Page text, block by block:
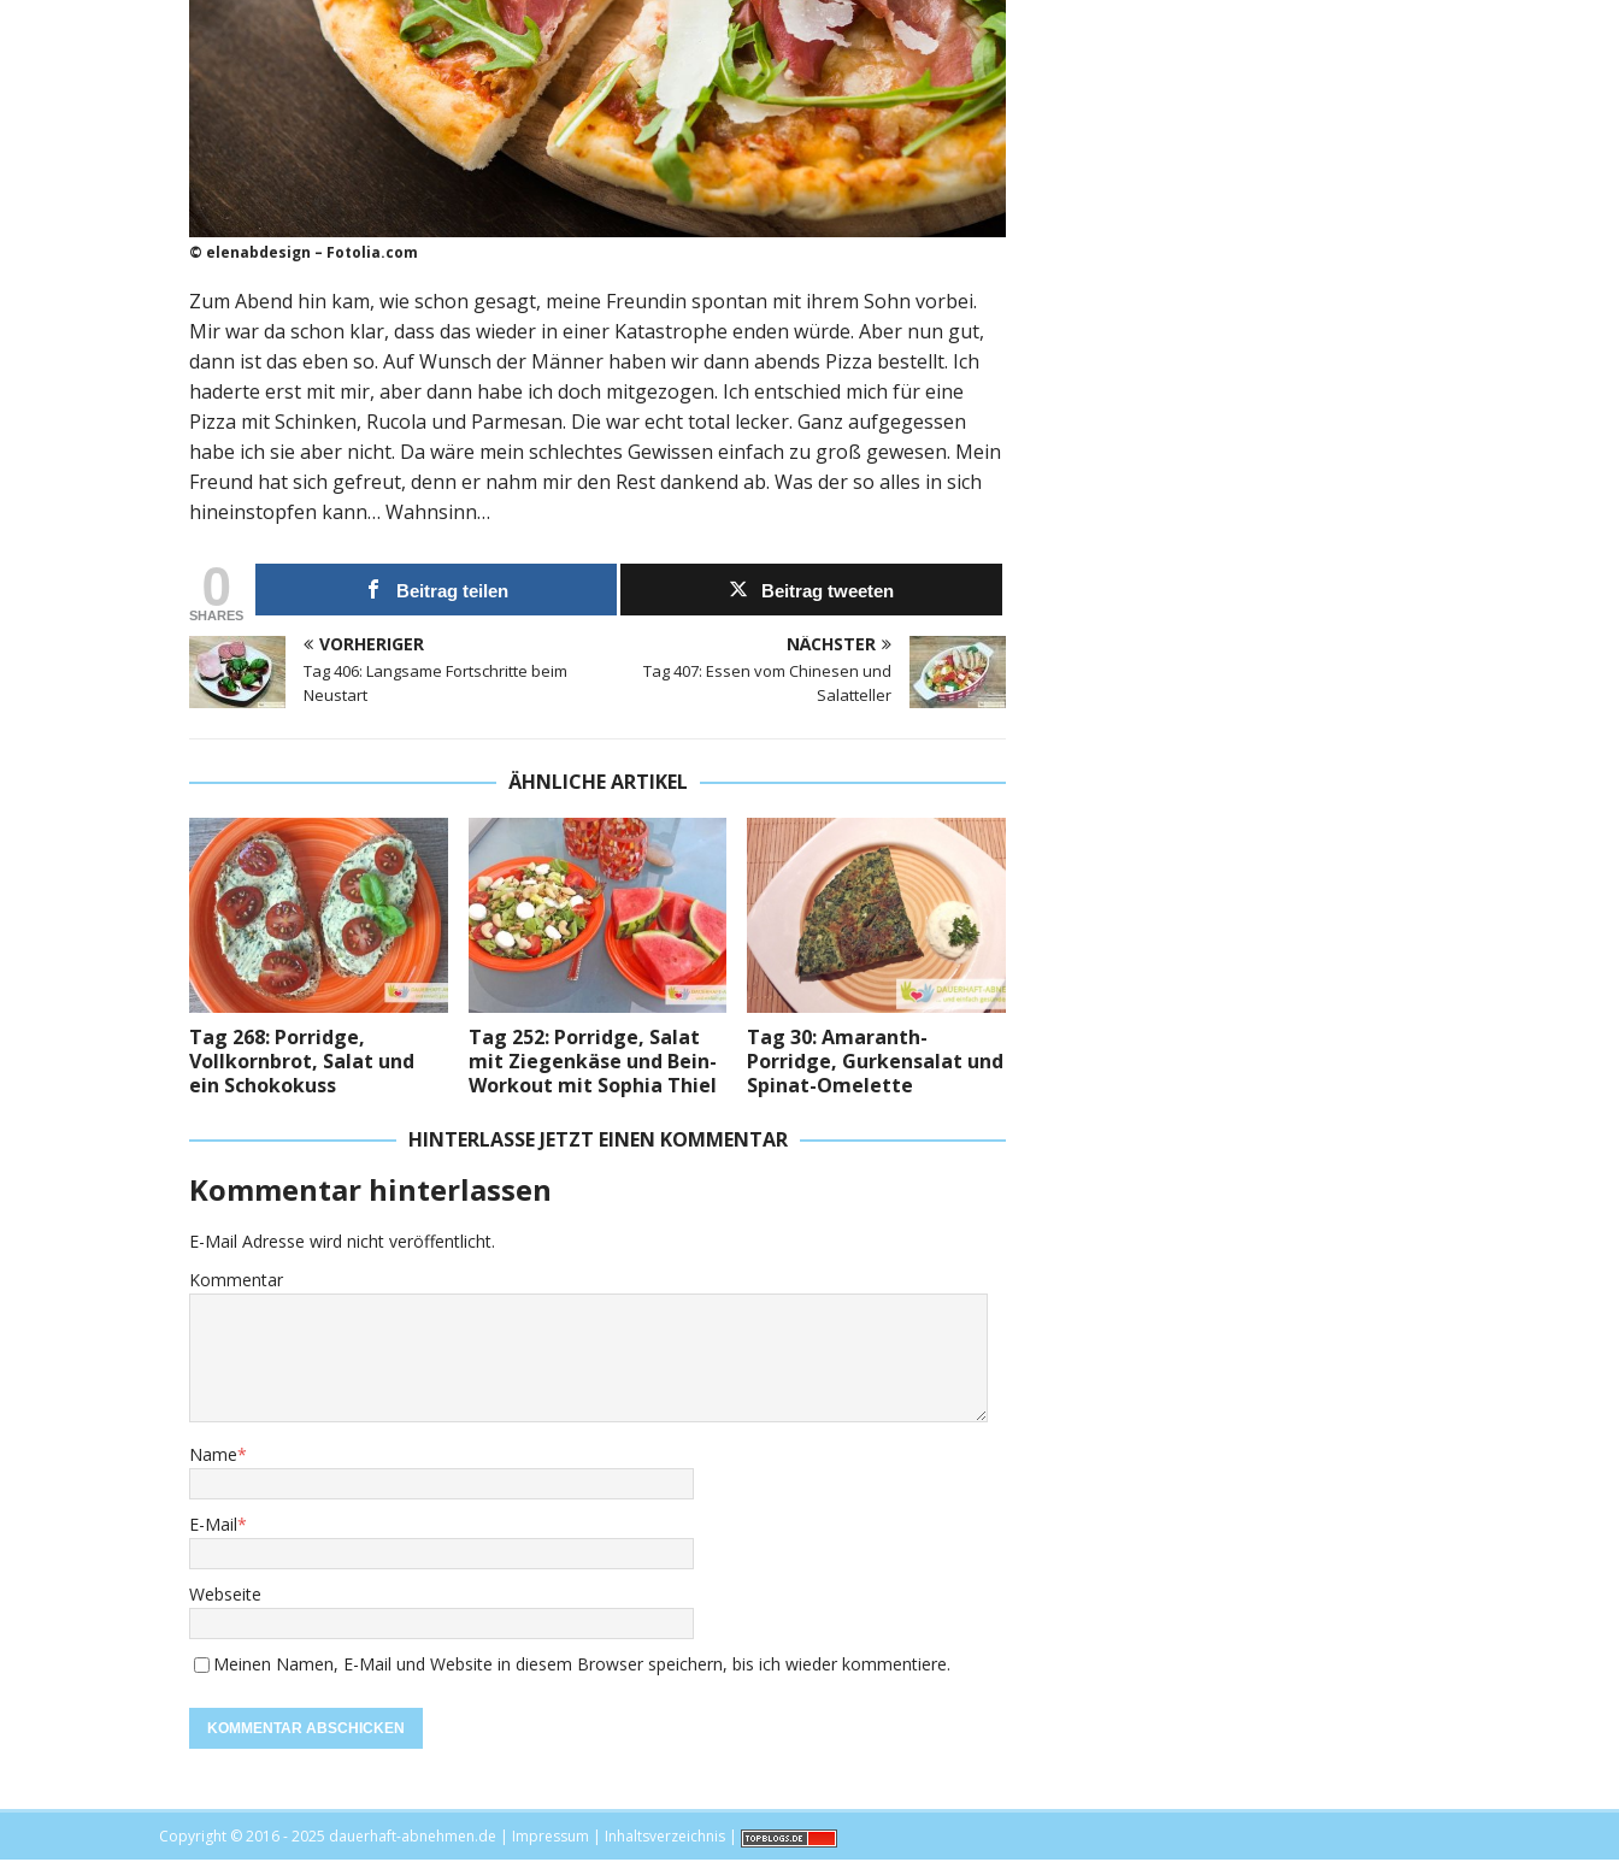
© elenabdesign – Fotolia.com
Zum Abend hin kam, wie schon gesagt, meine Freundin spontan mit ihrem Sohn vorbei.
Mir war da schon klar, dass das wieder in einer Katastrophe enden würde. Aber nun gut,
dann ist das eben so. Auf Wunsch der Männer haben wir dann abends Pizza bestellt. Ich
haderte erst mit mir, aber dann habe ich doch mitgezogen. Ich entschied mich für eine
Pizza mit Schinken, Rucola und Parmesan. Die war echt total lecker. Ganz aufgegessen
habe ich sie aber nicht. Da wäre mein schlechtes Gewissen einfach zu groß gewesen. Mein
Freund hat sich gefreut, denn er nahm mir den Rest dankend ab. Was der so alles in sich
hineinstopfen kann… Wahnsinn…
0
SHARES
Beitrag teilen Beitrag tweeten
VORHERIGER
Tag 406: Langsame Fortschritte beim
Neustart
NÄCHSTER
Tag 407: Essen vom Chinesen und
Salatteller
ÄHNLICHE ARTIKEL
Tag 268: Porridge,
Vollkornbrot, Salat und
ein Schokokuss
Tag 252: Porridge, Salat
mit Ziegenkäse und Bein-
Workout mit Sophia Thiel
Tag 30: Amaranth-
Porridge, Gurkensalat und
Spinat-Omelette
HINTERLASSE JETZT EINEN KOMMENTAR
Kommentar hinterlassen
E-Mail Adresse wird nicht veröffentlicht.
Kommentar
Name*
E-Mail*
Webseite
Meinen Namen, E-Mail und Website in diesem Browser speichern, bis ich wieder kommentiere.
Copyright © 2016 - 2025 dauerhaft-abnehmen.de | Impressum | Inhaltsverzeichnis |